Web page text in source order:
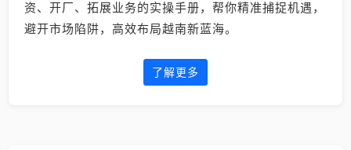
资、开厂、拓展业务的实操手册，帮你精准捕捉机遇，
避开市场陷阱，高效布局越南新蓝海。
了解更多